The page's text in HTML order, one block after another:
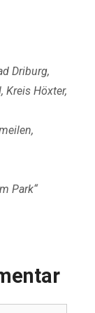
Driburg,
, Kreis Höxter,
,
Park“